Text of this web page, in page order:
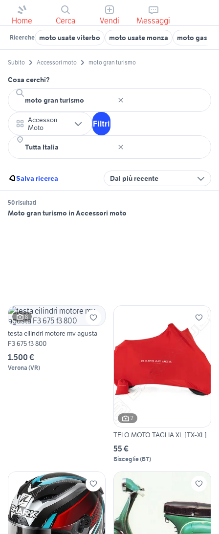
Home Cerca Vendi Messaggi
Ricerche moto usate viterbo moto usate monza moto gas
Subito Accessori moto moto gran turismo
Cosa cerchi?
Accessori
Moto
Filtri
Salva ricerca Dal più recente
50 risultati
Moto gran turismo in Accessori moto
8
testa cilindri motore mv agusta
F3 675 f3 800
1.500 €
Verona (VR)
2
TELO MOTO TAGLIA XL [TX-XL]
55 €
Bisceglie(BT)